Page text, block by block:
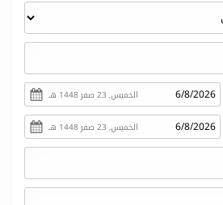
الخميس, 23 صفر 1448 هـ
الخميس, 23 صفر 1448 هـ